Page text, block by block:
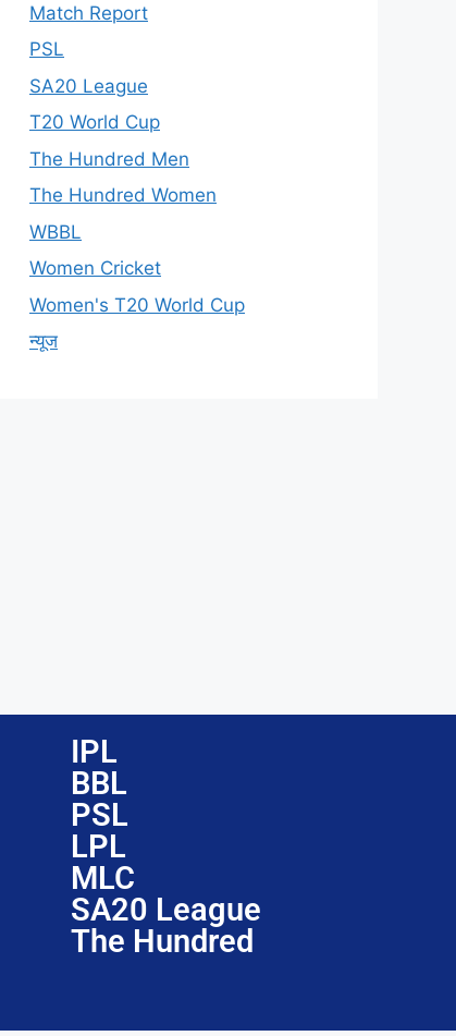
Match Report
PSL
SA20 League
T20 World Cup
The Hundred Men
The Hundred Women
WBBL
Women Cricket
Women's T20 World Cup
न्यूज
IPL
BBL
PSL
LPL
MLC
SA20 League
The Hundred